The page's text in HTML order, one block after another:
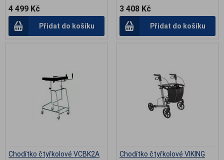
4 499 Kč
Přidat do košíku
3 408 Kč
Přidat do košíku
Chodítko čtyřkolové VCBK2A
Chodítko čtyřkolové VIKING